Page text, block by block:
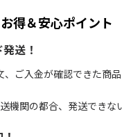
得＆安心ポイント
送！
、ご入金が確認できた商
機関の都合、発送できな